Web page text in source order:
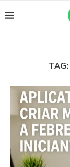
TAG: